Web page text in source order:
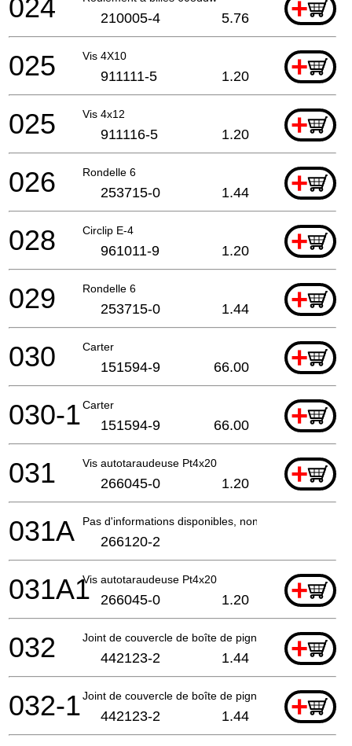
+
024 210005-4 5.76
Vis 4X10 +
025 911111-5 1.20
Vis 4x12 +
025 911116-5 1.20
Rondelle 6 +
026 253715-0 1.44
Circlip E-4 +
028 961011-9 1.20
Rondelle 6 +
029 253715-0 1.44
Carter +
030 151594-9 66.00
Carter +
030-1 151594-9 66.00
Vis autotaraudeuse Pt4x20 +
031 266045-0 1.20
Pas d'informations disponibles, non commandable
031A 266120-2
Vis autotaraudeuse Pt4x20 +
031A1 266045-0 1.20
Joint de couvercle de boîte de pignons +
032 442123-2 1.44
Joint de couvercle de boîte de pignons +
032-1 442123-2 1.44